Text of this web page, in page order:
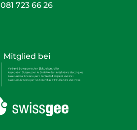
081 723 66 26
Mitglied bei